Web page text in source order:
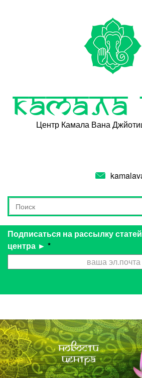
Камала
Центр Камала Вана
Форма поиска
Поиск
Подписаться на рассылку
центра ► *